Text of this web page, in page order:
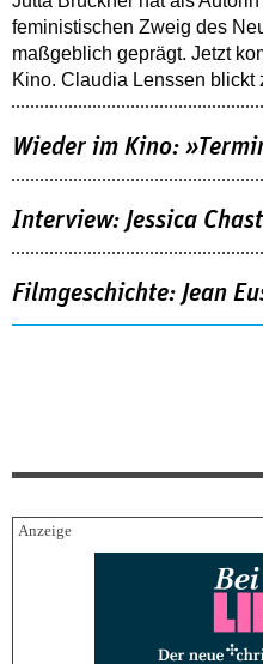
feministischen Zweig des
maßgeblich geprägt. Jetzt
Kino. Claudia Lenssen blickt
Wieder im Kino:
Interview: Jessica
Filmgeschichte: Jean